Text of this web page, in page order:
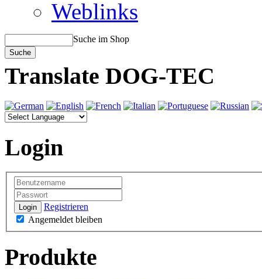
Weblinks
Suche im Shop
Translate DOG-TEC
Login
Login
Registrieren
Angemeldet bleiben
Produkte